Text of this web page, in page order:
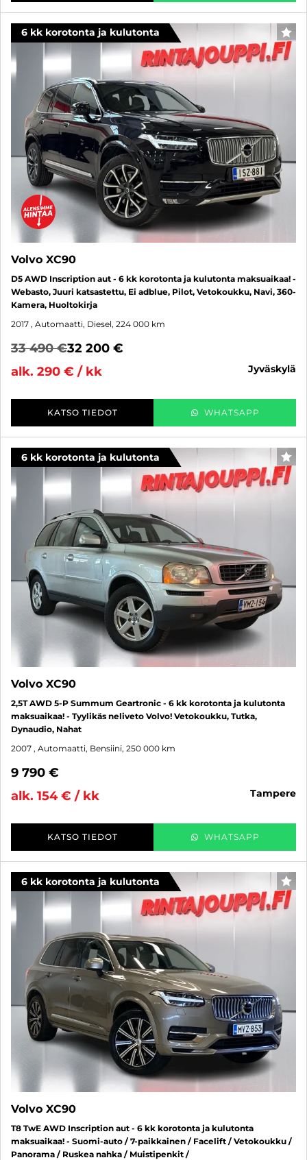
6 kk korotonta ja kulutonta
Volvo XC90
D5 AWD Inscription aut - 6 kk korotonta ja kulutonta maksuaikaa! -
Webasto, Juuri katsastettu, Ei adblue, Pilot, Vetokoukku, Navi, 360-
Kamera, Huoltokirja
2017 , Automaatti, Diesel, 224 000 km
33 490 €32 200 €
alk. 290 € / kk
jyväskylä
KATSO TIEDOT WHATSAPP
6 kk korotonta ja kulutonta
Volvo XC90
2,5T AWD 5-P Summum Geartronic - 6 kk korotonta ja kulutonta
maksuaikaa! - Tyylikäs neliveto Volvo! Vetokoukku, Tutka,
Dynaudio, Nahat
2007 , Automaatti, Bensiini, 250 000 km
9 790 €
alk. 154 € / kk
tampere
KATSO TIEDOT WHATSAPP
6 kk korotonta ja kulutonta
Volvo XC90
T8 TwE AWD Inscription aut - 6 kk korotonta ja kulutonta
maksuaikaa! - Suomi-auto / 7-paikkainen / Facelift / Vetokoukku /
Panorama / Ruskea nahka / Muistipenkit /